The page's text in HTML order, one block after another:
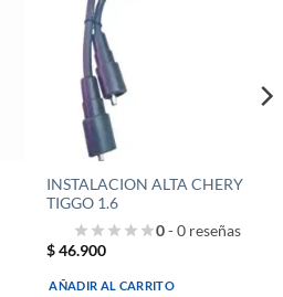
INSTALACION ALTA CHERY
TIGGO 1.6
0- 0 reseñas
$46.900
AÑADIR AL CARRITO